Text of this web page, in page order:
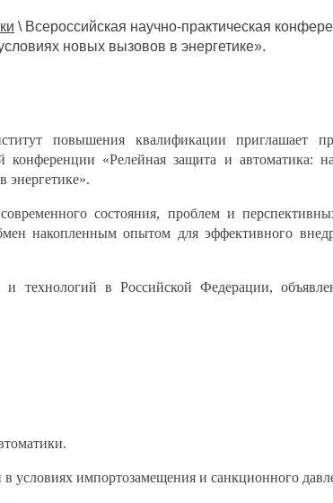
\ Всероссийская научно-практическая
новых вызовов в энергетике».
повышения квалификации приглашает
конференции «Релейная защита и автоматика:
энергетике».
состояния, проблем и
накопленным опытом дляэффективного
и технологий в Российской Федерации,
условиях импортозамещения и санкционного